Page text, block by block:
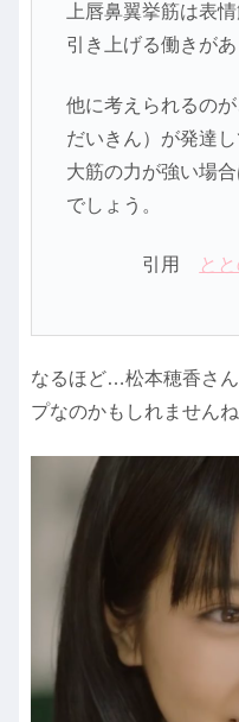
上唇鼻翼挙筋は表
引き上げる働きがあ
他に考えられるの
だいきん）が発達
大筋の力が強い場
でしょう。
引用 と
なるほど…松本穂香さ
プなのかもしれませんね